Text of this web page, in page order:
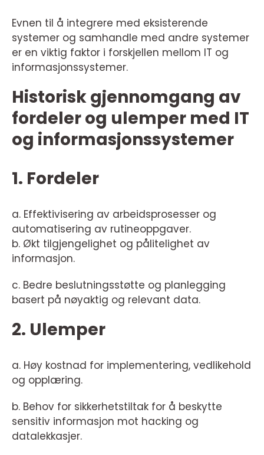
Evnen til å integrere med eksisterende
systemer og samhandle med andre systemer
er en viktig faktor i forskjellen mellom IT og
informasjonssystemer.
Historisk gjennomgang av
fordeler og ulemper med IT
og informasjonssystemer
1. Fordeler
a. Effektivisering av arbeidsprosesser og
automatisering av rutineoppgaver.
b. Økt tilgjengelighet og pålitelighet av
informasjon.
c. Bedre beslutningsstøtte og planlegging
basert på nøyaktig og relevant data.
2. Ulemper
a. Høy kostnad for implementering, vedlikehold
og opplæring.
b. Behov for sikkerhetstiltak for å beskytte
sensitiv informasjon mot hacking og
datalekkasjer.